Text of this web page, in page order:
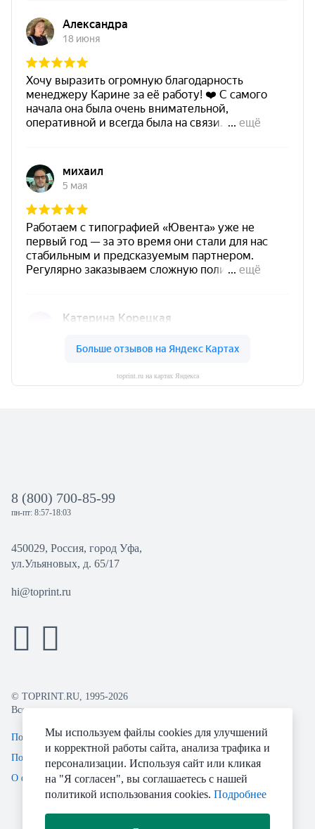
toprint.ru на картах Яндекса
8 (800) 700-85-99
пн-пт: 8:57-18:03
450029, Россия, город Уфа,
ул.Ульяновых, д. 65/17
hi@toprint.ru
© TOPRINT.RU, 1995-2026
Все права защищены.
Политика конфиденциальности
Пользовательское соглашение
О файлах Cookie
Мы используем файлы cookies для улучшений
и корректной работы сайта, анализа трафика и
персонализации. Используя сайт или кликая
на "Я согласен", вы соглашаетесь с нашей
политикой использования cookies. Подробнее